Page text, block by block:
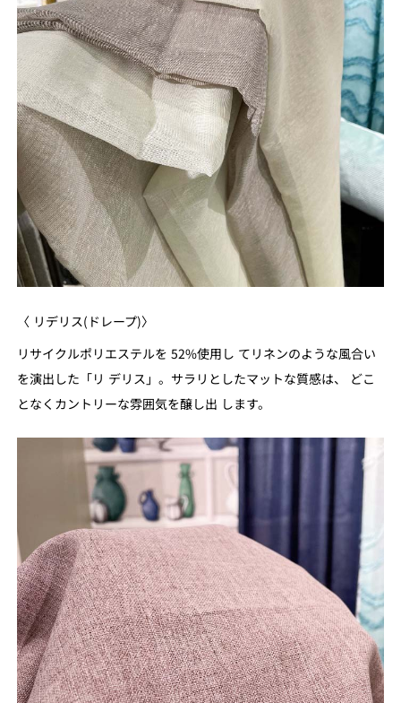
〈 リデリス(ドレープ)〉
リサイクルポリエステルを 52%使用し てリネンのような風合い
を演出した「リ デリス」。サラリとしたマットな質感は、 どこ
となくカントリーな雰囲気を醸し出 します。